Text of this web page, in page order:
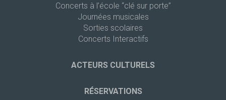
Concerts à l’école “clé sur porte”
Journées musicales
Sorties scolaires
Concerts Interactifs
ACTEURS CULTURELS
RÉSERVATIONS